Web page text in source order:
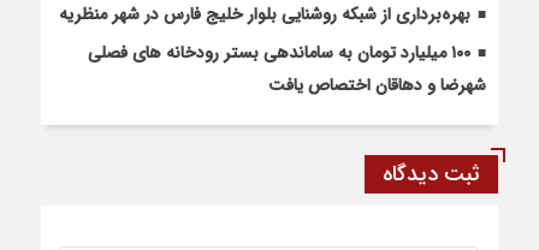
بهره‌برداری از شبکه روشنایی بلوار خلیج فارس در شهر منظریه
۱۰۰ میلیارد تومان به ساماندهی بستر رودخانه های فصلی
شهرضا و دهاقان اختصاص یافت
ثبت دیدگاه